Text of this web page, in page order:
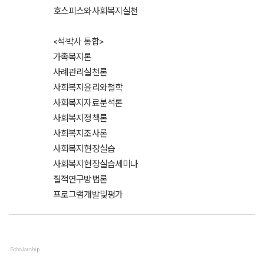
호스피스와사회복지실천
<석·박사 통합>
가족복지론
사례관리실천론
사회복지윤리와철학
사회복지자료분석론
사회복지정책론
사회복지조사론
사회복지현장실습
사회복지현장실습세미나
질적연구방법론
프로그램개발및평가
Scholarship